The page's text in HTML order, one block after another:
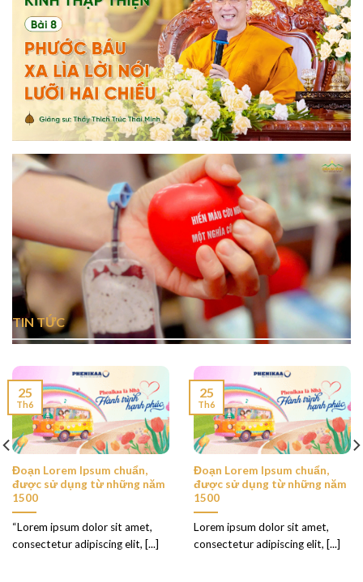
TIN TỨC
Đoạn Lorem Ipsum chuẩn,
được sử dụng từ những năm
1500
“Lorem ipsum dolor sit amet,
consectetur adipiscing elit, [...]
25
Th6
Đoạn Lorem Ipsum chuẩn,
được sử dụng từ những năm
1500
Lorem ipsum dolor sit amet,
consectetur adipiscing elit, [...]
25
Th6